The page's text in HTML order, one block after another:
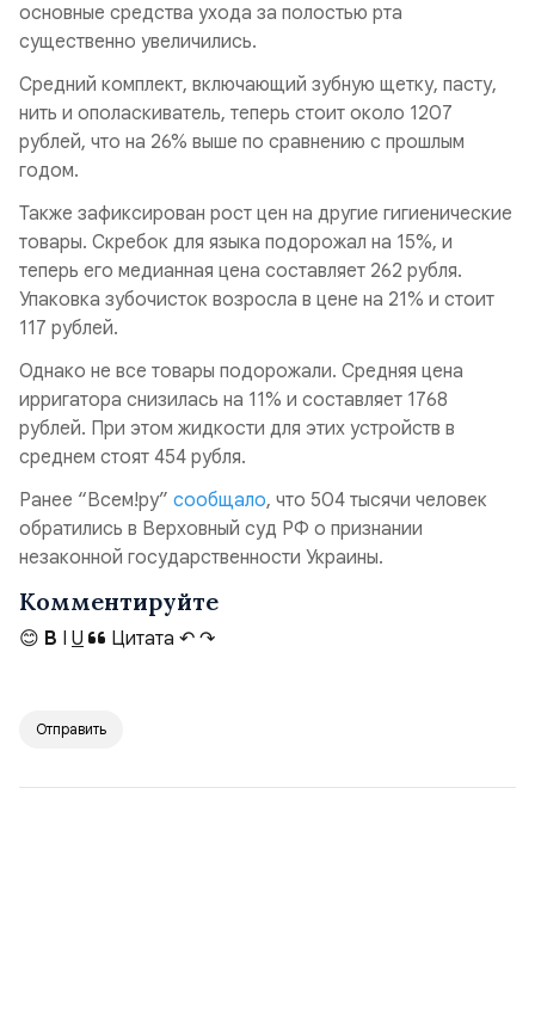
основные средства ухода за полостью рта
существенно увеличились.
Средний комплект, включающий зубную щетку, пасту,
нить и ополаскиватель, теперь стоит около 1207
рублей, что на 26% выше по сравнению с прошлым
годом.
Также зафиксирован рост цен на другие гигиенические
товары. Скребок для языка подорожал на 15%, и
теперь его медианная цена составляет 262 рубля.
Упаковка зубочисток возросла в цене на 21% и стоит
117 рублей.
Однако не все товары подорожали. Средняя цена
ирригатора снизилась на 11% и составляет 1768
рублей. При этом жидкости для этих устройств в
среднем стоят 454 рубля.
Ранее “Всем!ру” сообщало, что 504 тысячи человек
обратились в Верховный суд РФ о признании
незаконной государственности Украины.
Комментируйте
😊 B I U Цитата ↶ ↷
Отправить